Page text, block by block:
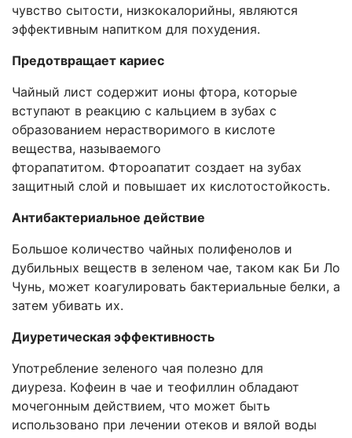
чувство сытости, низкокалорийны, являются
эффективным напитком для похудения.
Предотвращает кариес
Чайный лист содержит ионы фтора, которые
вступают в реакцию с кальцием в зубах с
образованием нерастворимого в кислоте
вещества, называемого
фторапатитом. Фтороапатит создает на зубах
защитный слой и повышает их кислотостойкость.
Антибактериальное действие
Большое количество чайных полифенолов и
дубильных веществ в зеленом чае, таком как Би Ло
Чунь, может коагулировать бактериальные белки, а
затем убивать их.
Диуретическая эффективность
Употребление зеленого чая полезно для
диуреза. Кофеин в чае и теофиллин обладают
мочегонным действием, что может быть
использовано при лечении отеков и вялой воды